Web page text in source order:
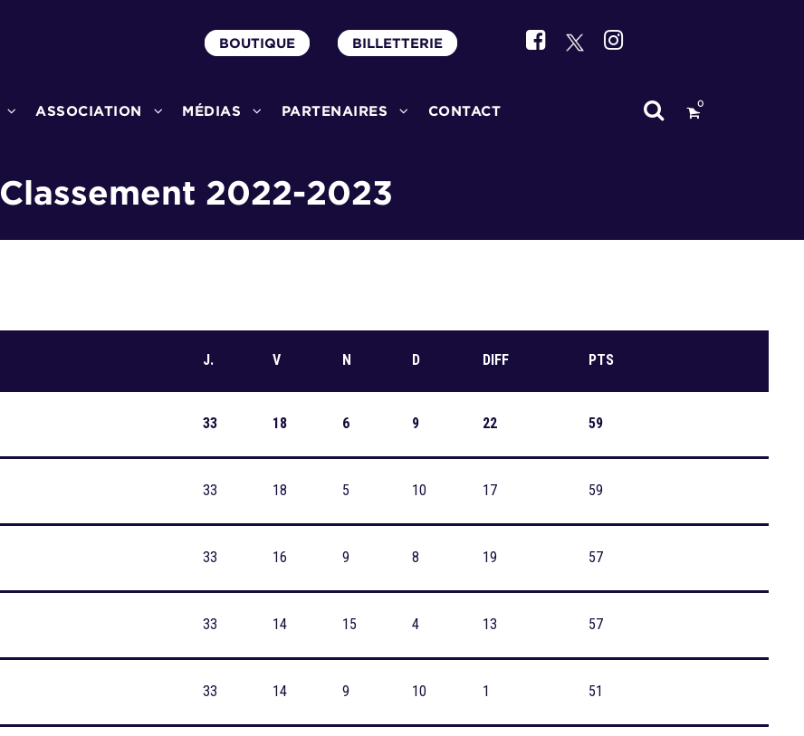
BOUTIQUE BILLETTERIE
ASSOCIATION MÉDIAS PARTENAIRES CONTACT 0
Classement 2022-2023
J. V N D DIFF PTS
33 18 6 9 22 59
33 18 5 10 17 59
33 16 9 8 19 57
33 14 15 4 13 57
33 14 9 10 1 51